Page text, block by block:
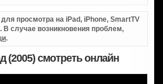
просмотра на iPad, iPhone, SmartTV
В случае возникновения проблем,
.
(2005) смотреть онлайн